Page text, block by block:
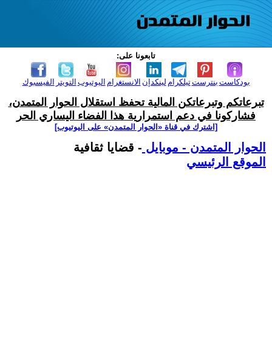
تابعونا على:
الفيسبوك التويتر اليوتيوب الانستغرام لينكدإن تيلكرامبنترست بودكاست
تبرعاتكم وتبرعاتكن المالية تحفظ استقلال الحوار المتمدن،
فشاركونا في دعم استمرارية هذا الفضاء اليساري الحر
[اشترك في قناة ‫«الحوار المتمدن» على اليوتيوب]
الحوار المتمدن - موبايل - قضايا ثقافية
الموقع الرئيسي